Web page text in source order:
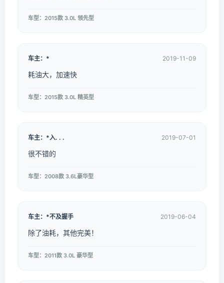
车型：2015款 3.0L 领先型
车主：* 2019-11-09
耗油大，加速快
车型：2015款 3.0L 精英型
车主：*入. . . 2019-07-01
很不错的
车型：2008款 3.6L豪华型
车主：*不及握手 2019-06-04
除了油耗，其他完美！
车型：2011款 3.0L 豪华型